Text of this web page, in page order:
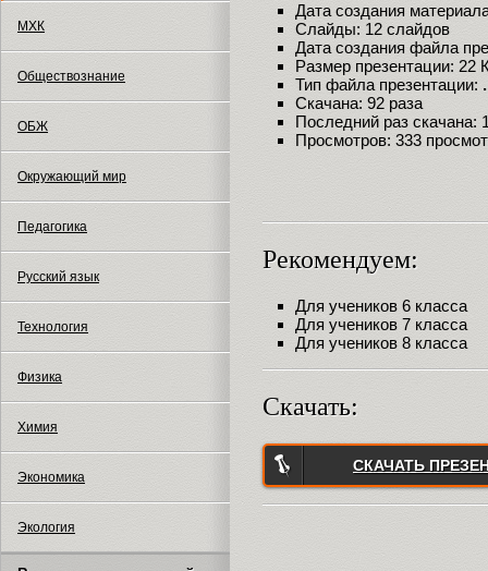
МХК
Обществознание
ОБЖ
Окружающий мир
Педагогика
Русский язык
Технология
Физика
Химия
Экономика
Экология
Дата создания
Слайды: 12 слайдов
Дата создания файла
Размер презентации: 22
Тип файла презентации:
Скачана: 92 раза
Последний раз скачана:
Просмотров: 333
Рекомендуем:
Для учеников 6 класса
Для учеников 7 класса
Для учеников 8 класса
Скачать:
СКАЧАТЬ